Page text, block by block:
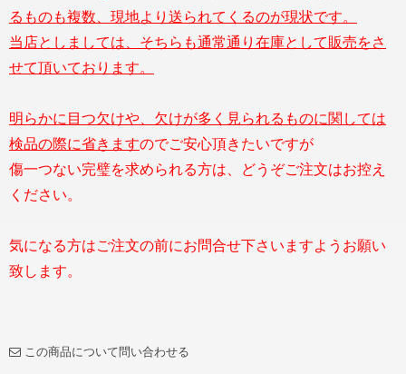
るものも複数、現地より送られてくるのが現状です。
当店としましては、そちらも通常通り在庫として販売をさ
せて頂いております。
明らかに目つ欠けや、欠けが多く見られるものに関しては
検品の際に省きますのでご安心頂きたいですが
傷一つない完璧を求められる方は、どうぞご注文はお控え
ください。
気になる方はご注文の前にお問合せ下さいますようお願い
致します。
この商品について問い合わせる